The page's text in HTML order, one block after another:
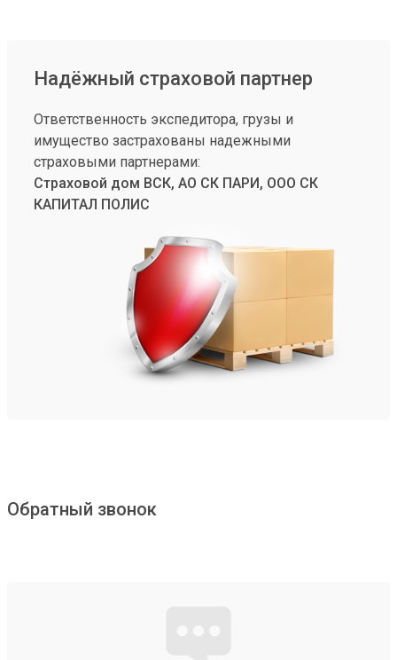
Надёжный страховой партнер
Ответственность экспедитора, грузы и
имущество застрахованы надежными
страховыми партнерами:
Страховой дом ВСК, АО СК ПАРИ, ООО СК
КАПИТАЛ ПОЛИС
Обратный звонок